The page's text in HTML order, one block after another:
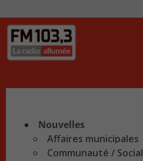
Nouvelles
Affaires municipales
Communauté / Social